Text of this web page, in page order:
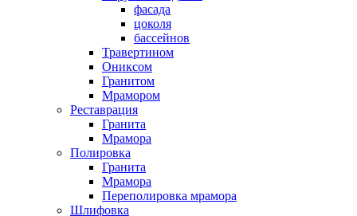
фасада
цоколя
бассейнов
Травертином
Ониксом
Гранитом
Мрамором
Реставрация
Гранита
Мрамора
Полировка
Гранита
Мрамора
Переполировка мрамора
Шлифовка